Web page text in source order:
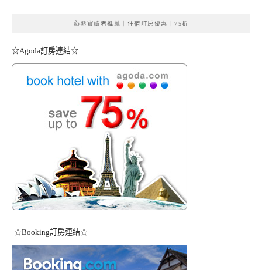
👍熊寶讀者推薦｜住宿訂房優惠｜75折
☆Agoda訂房連結☆
☆Booking訂房連結☆